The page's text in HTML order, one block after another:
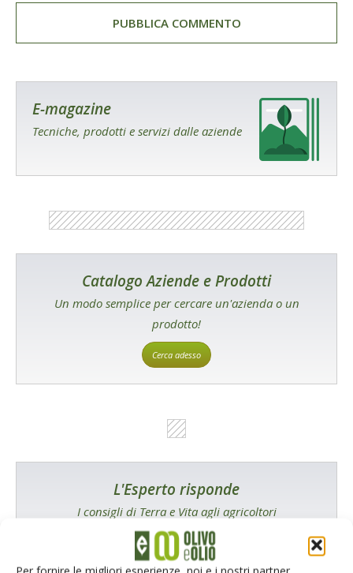
E-magazine
Tecniche, prodotti e servizi dalle aziende
Catalogo Aziende e Prodotti
Un modo semplice per cercare un'azienda o un
prodotto!
Cerca adesso
L'Esperto risponde
I consigli di Terra e Vita agli agricoltori
Cerca adesso